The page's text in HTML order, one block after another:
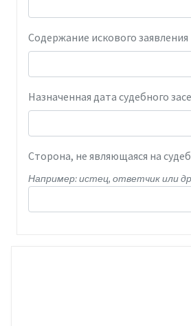
Содержание искового заявления
Назначенная дата судебного
Сторона, не являющаяся на
Например: истец, ответчик или